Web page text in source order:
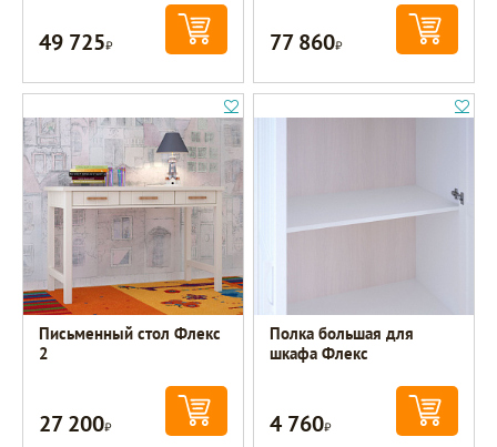
49 725Р 77 860Р
Письменный стол Флекс
2
27 200Р
Полка большая для
шкафа Флекс
4 760Р